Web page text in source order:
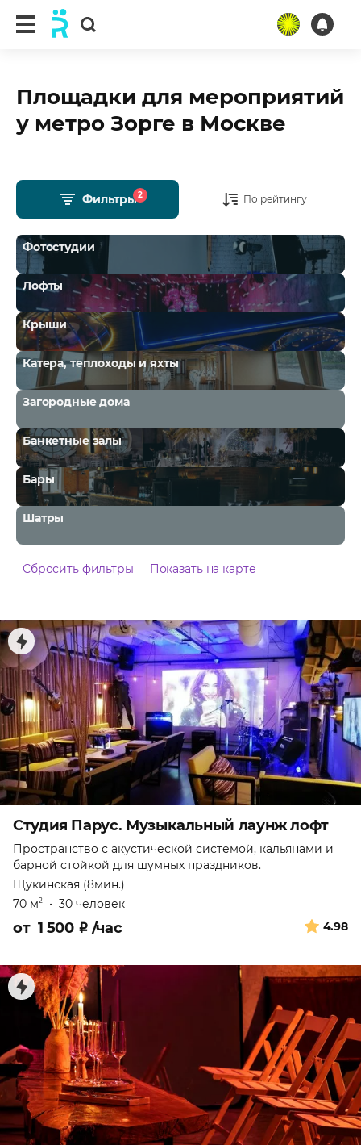
Площадки для мероприятий
у метро Зорге в Москве
Фильтры2 По рейтингу
Фотостудии
Лофты
Крыши
Катера, теплоходы и яхты
Загородные дома
Банкетные залы
Бары
Шатры
Сбросить фильтры Показать на карте
Студия Парус. Музыкальный лаунж лофт
Пространство с акустической системой, кальянами и
барной стойкой для шумных праздников.
Щукинская (8мин.)
70 м2 • 30 человек
4.98
от 1 500 ₽ /час